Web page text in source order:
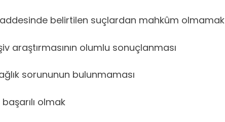
belirtilen suçlardan mahkûm olmamak
araştırmasının olumlu sonuçlanması
sorununun bulunmaması
olmak